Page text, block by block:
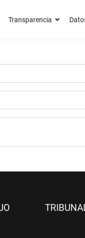
Transparencia